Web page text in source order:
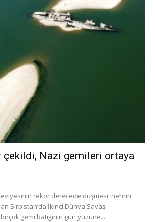
çekildi, Nazi gemileri ortaya
rekor derecede düşmesi, nehrin
Sırbistan’da İkinci Dünya Savaşı
gemi batığının gün yüzüne...